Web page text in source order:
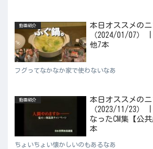
動画紹介
本日オススメの
（2024/01/07）
他7本
フグってなかなか家で使わないなあ
動画紹介
本日オススメの
（2023/11/23）
なったCM集【公
本
ちょいちょい懐かしいのもあるなあ